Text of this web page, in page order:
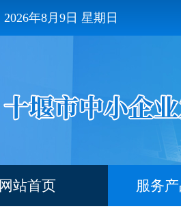
2026年8月9日 星期日
网站首页 服务